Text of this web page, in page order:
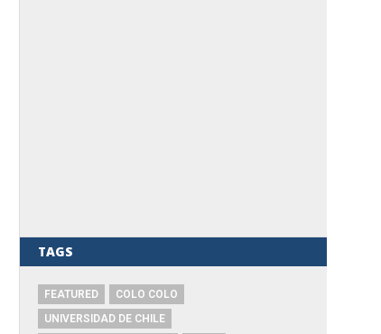
TAGS
FEATURED
COLO COLO
UNIVERSIDAD DE CHILE